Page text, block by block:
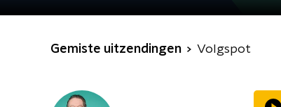
Gemiste uitzendingen Volgspot